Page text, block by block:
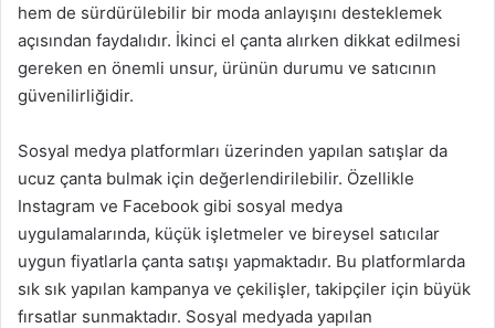
hem de sürdürülebilir bir moda anlayışını desteklemek
açısından faydalıdır. İkinci el çanta alırken dikkat edilmesi
gereken en önemli unsur, ürünün durumu ve satıcının
güvenilirliğidir.
Sosyal medya platformları üzerinden yapılan satışlar da
ucuz çanta bulmak için değerlendirilebilir. Özellikle
Instagram ve Facebook gibi sosyal medya
uygulamalarında, küçük işletmeler ve bireysel satıcılar
uygun fiyatlarla çanta satışı yapmaktadır. Bu platformlarda
sık sık yapılan kampanya ve çekilişler, takipçiler için büyük
fırsatlar sunmaktadır. Sosyal medyada yapılan